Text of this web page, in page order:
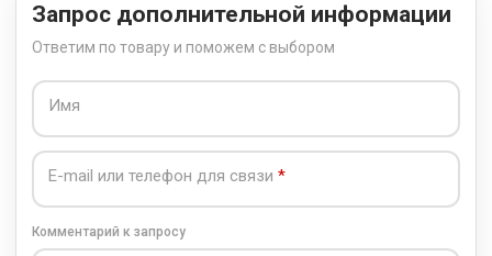
Запрос дополнительной информации
Ответим по товару и поможем с выбором
Имя
E-mail или телефон для связи
Комментарий к запросу